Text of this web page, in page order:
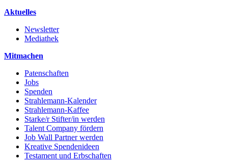
Aktuelles
Newsletter
Mediathek
Mitmachen
Patenschaften
Jobs
Spenden
Strahlemann-Kalender
Strahlemann-Kaffee
Starke/r Stifter/in werden
Talent Company fördern
Job Wall Partner werden
Kreative Spendenideen
Testament und Erbschaften